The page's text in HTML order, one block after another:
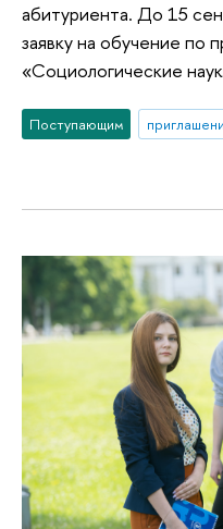
абитуриента. До 15
заявку на обучение по
«Социологические
Поступающим